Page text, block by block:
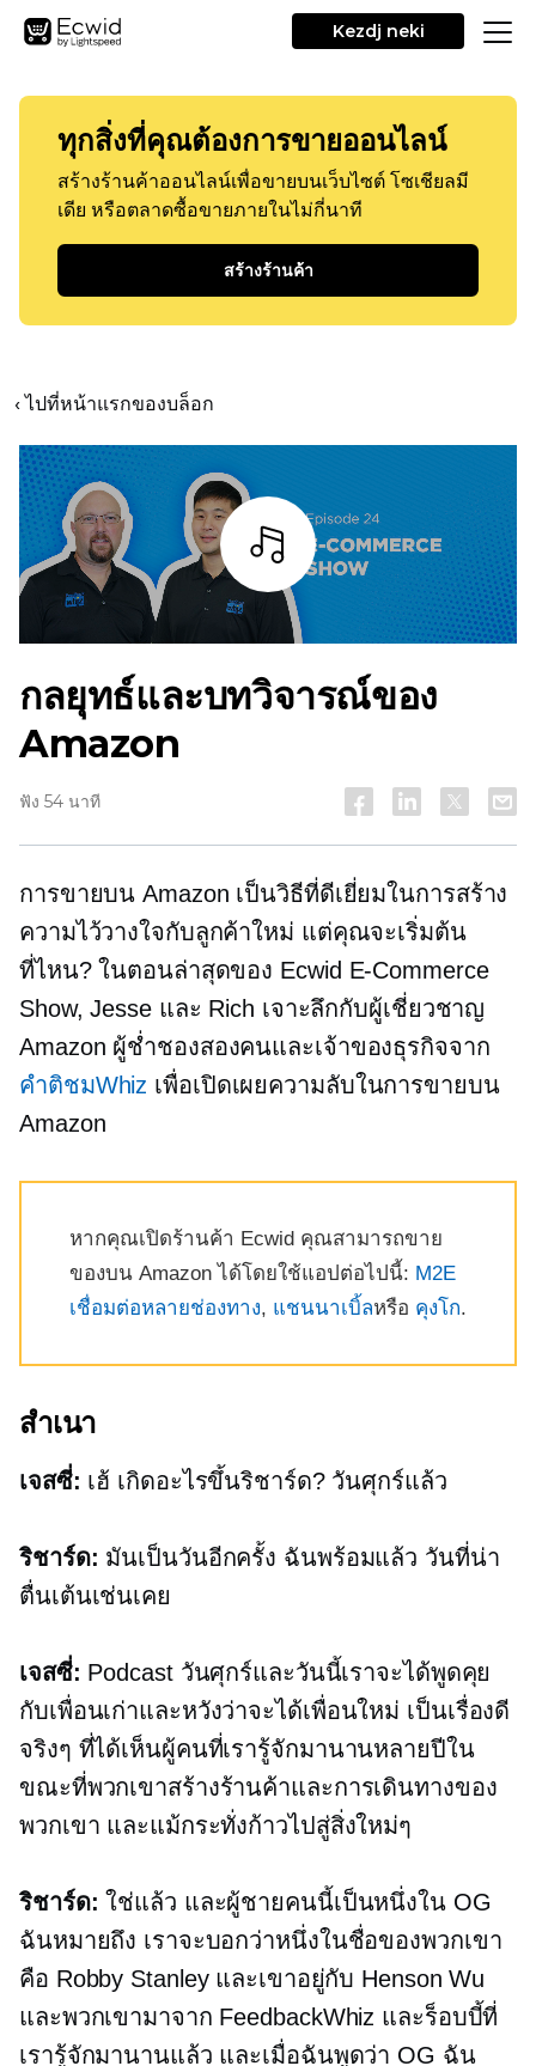
Kezdj neki
ทุกสิ่งที่คุณต้องการขายออนไลน์
สร้างร้านค้าออนไลน์เพื่อขายบนเว็บไซต์ โซเชียลมี
เดีย หรือตลาดซื้อขายภายในไม่กี่นาที
สร้างร้านค้า
‹ ไปที่หน้าแรกของบล็อก
กลยุทธ์และบทวิจารณ์ของ
Amazon
ฟัง 54 นาที
การขายบน Amazon เป็นวิธีที่ดีเยี่ยมในการสร้าง
ความไว้วางใจกับลูกค้าใหม่ แต่คุณจะเริ่มต้น
ที่ไหน? ในตอนล่าสุดของ Ecwid E-Commerce
Show, Jesse และ Rich เจาะลึกกับผู้เชี่ยวชาญ
Amazon ผู้ช่ำชองสองคนและเจ้าของธุรกิจจาก
คำติชมWhiz เพื่อเปิดเผยความลับในการขายบน
Amazon
หากคุณเปิดร้านค้า Ecwid คุณสามารถขาย
ของบน Amazon ได้โดยใช้แอปต่อไปนี้: M2E
เชื่อมต่อหลายช่องทาง, แชนนาเบิ้ลหรือ คุงโก.
สำเนา
เจสซี่: เฮ้ เกิดอะไรขึ้นริชาร์ด? วันศุกร์แล้ว
ริชาร์ด: มันเป็นวันอีกครั้ง ฉันพร้อมแล้ว วันที่น่า
ตื่นเต้นเช่นเคย
เจสซี่: Podcast วันศุกร์และวันนี้เราจะได้พูดคุย
กับเพื่อนเก่าและหวังว่าจะได้เพื่อนใหม่ เป็นเรื่องดี
จริงๆ ที่ได้เห็นผู้คนที่เรารู้จักมานานหลายปีใน
ขณะที่พวกเขาสร้างร้านค้าและการเดินทางของ
พวกเขา และแม้กระทั่งก้าวไปสู่สิ่งใหม่ๆ
ริชาร์ด: ใช่แล้ว และผู้ชายคนนี้เป็นหนึ่งใน OG
ฉันหมายถึง เราจะบอกว่าหนึ่งในชื่อของพวกเขา
คือ Robby Stanley และเขาอยู่กับ Henson Wu
และพวกเขามาจาก FeedbackWhiz และร็อบบี้ที่
เรารู้จักมานานแล้ว และเมื่อฉันพูดว่า OG ฉัน